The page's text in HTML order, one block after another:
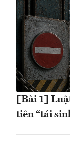
[Bài 1]
tiên “tái